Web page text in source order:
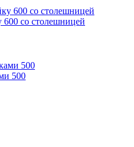
со столешницей
500